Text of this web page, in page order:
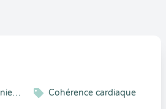
Hypnose Ericksonienne Cohérence cardiaque